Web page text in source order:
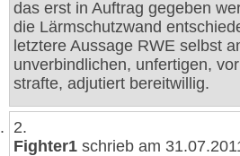
das erst in Auftrag gegeben
die Lärmschutzwand
letztere Aussage RWE selbst
unverbindlichen, unfertigen,
strafte, adjutiert bereitwillig.
2.
Fighter1 schrieb am